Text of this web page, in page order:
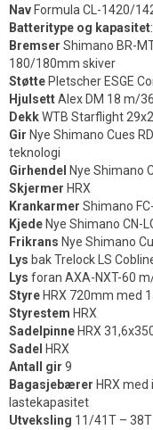
Nav Formula CL-1420/
Batteritype og kapasitet
Bremser Shimano BR-
180/180mm skiver
Støtte Pletscher ESGE
HjulsettAlex DM 18 m/36
DekkWTB Starflight
Gir Nye Shimano Cues
teknologi
Girhendel Nye Shimano
Skjermer HRX
Krankarmer Shimano
Kjede Nye Shimano CN-
Frikrans Nye Shimano
Lys bak Trelock LS
Lys foran AXA-NXT-60
Styre HRX 720mm med
Styrestem HRX
Sadelpinne HRX
Sadel HRX
Antall gir 9
Bagasjebærer HRX
lastekapasitet
Utveksling 11/41T – 38T